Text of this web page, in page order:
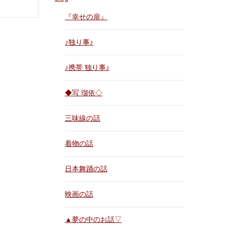
『幸せの扉』
♪独り事♪
♪携帯 独り事♪
◆写 瑠依◇
三味線の話
着物の話
日本舞踊の話
映画の話
▲夢の中のお話▽